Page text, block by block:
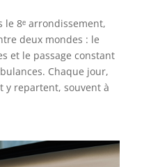
le 8ᵉ arrondissement,
deux mondes : le
et le passage constant
Chaque jour,
y repartent, souvent à